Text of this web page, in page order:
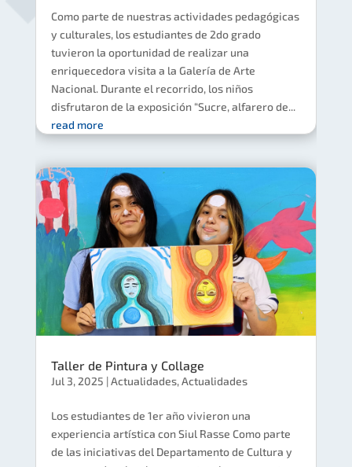
Como parte de nuestras actividades pedagógicas
y culturales, los estudiantes de 2do grado
tuvieron la oportunidad de realizar una
enriquecedora visita a la Galería de Arte
Nacional. Durante el recorrido, los niños
disfrutaron de la exposición “Sucre, alfarero de...
read more
Taller de Pintura y Collage
Jul 3, 2025 |Actualidades,Actualidades
Los estudiantes de 1er año vivieron una
experiencia artística con Siul Rasse Como parte
de las iniciativas del Departamento de Cultura y